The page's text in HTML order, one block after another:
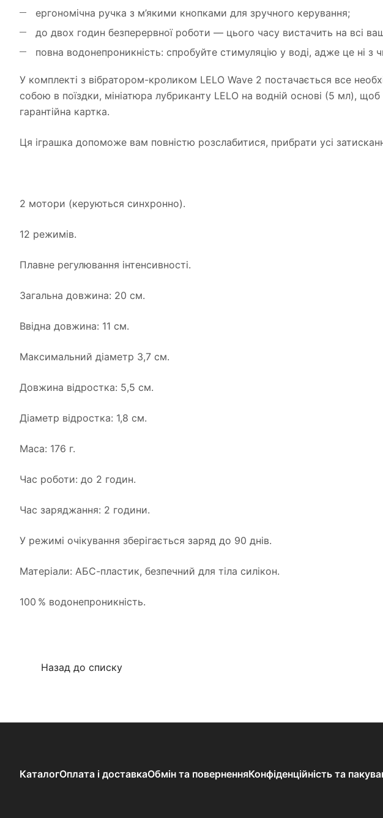
ергономічна ручка з м’якими кнопками для зручного керування;
до двох годин безперервної роботи — цього часу вистачить на всі
повна водонепроникність: спробуйте стимуляцію у воді, адже це ні з
У комплекті з вібратором-кроликом LELO Wave 2 постачається все
собою в поїздки, мініатюра лубриканту LELO на водній основі (5 мл),
гарантійна картка.
Ця іграшка допоможе вам повністю розслабитися, прибрати усі
2 мотори (керуються синхронно).
12 режимів.
Плавне регулювання інтенсивності.
Загальна довжина: 20 см.
Ввідна довжина: 11 см.
Максимальний діаметр 3,7 см.
Довжина відростка: 5,5 см.
Діаметр відростка: 1,8 см.
Маса: 176 г.
Час роботи: до 2 годин.
Час заряджання: 2 години.
У режимі очікування зберігається заряд до 90 днів.
Матеріали: АБС-пластик, безпечний для тіла силікон.
100 % водонепроникність.
Назад до списку
КаталогОплата і доставкаОбмін та поверненняКонфіденційність та